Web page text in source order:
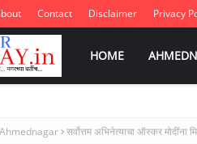
Contact Disclaimer Privacy
HOME
Ahmednagar सर्वोत्तम अभिनेत्याचा ऑस्कर मोदींना